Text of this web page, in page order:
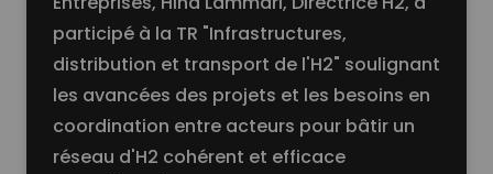
participé à la TR "Infrastructures,
distribution et transport de l'H2" soulignant
les avancées des projets et les besoins en
coordination entre acteurs pour bâtir un
réseau d'H2 cohérent et efficace